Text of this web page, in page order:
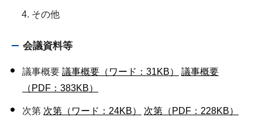
その他
会議資料等
議事概要 議事概要（ワード：31KB）
議事概要
（PDF：383KB）
次第 次第（ワード：24KB） 次第（PDF：228KB）